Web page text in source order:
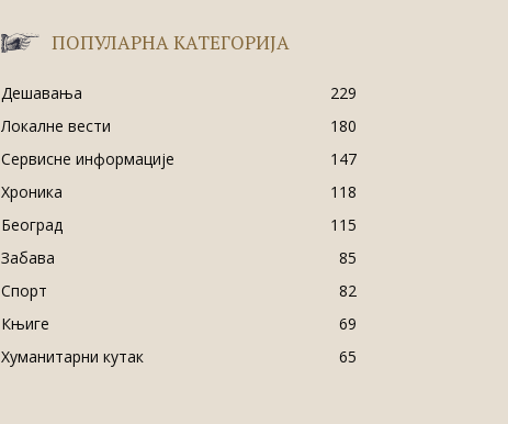
ПОПУЛАРНА КАТЕГОРИЈА
Дешавања
229
Локалне вести
180
Сервисне информације
147
Хроника
118
Београд
115
Забава
85
Спорт
82
Књиге
69
Хуманитарни кутак
65